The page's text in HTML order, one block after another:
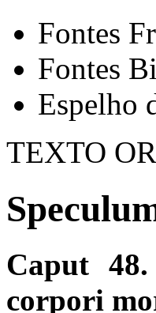
Fontes
Fontes
Espelho
TEXTO
Caput
corpori